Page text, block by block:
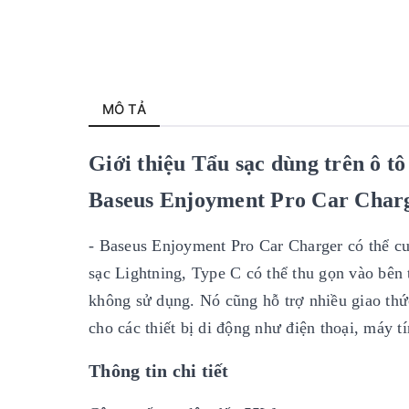
MÔ TẢ
Giới thiệu Tẩu sạc dùng trên ô
Baseus Enjoyment Pro Car
- Baseus Enjoyment Pro Car Charger có thể
sạc Lightning, Type C có thể thu gọn vào
không sử dụng. Nó cũng hỗ trợ nhiều giao
cho các thiết bị di động như điện thoại, máy
Thông tin chi tiết